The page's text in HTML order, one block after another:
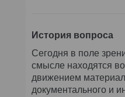
История вопроса
Сегодня в поле
смысле находятся
движением
документального и